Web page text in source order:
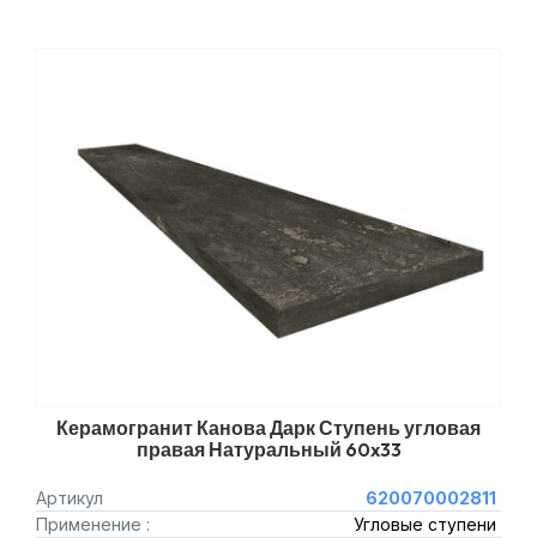
Керамогранит Канова Дарк Ступень угловая
правая Натуральный 60x33
Артикул
620070002811
Применение :
Угловые ступени